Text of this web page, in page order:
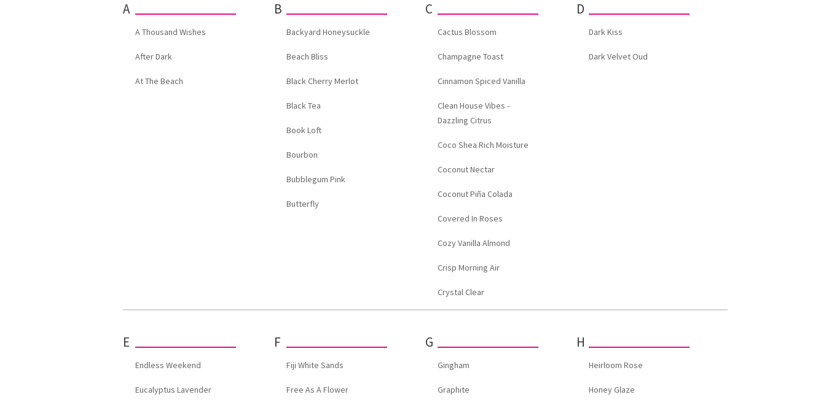
A
A Thousand Wishes
After Dark
At The Beach
B
Backyard Honeysuckle
Beach Bliss
Black Cherry Merlot
Black Tea
Book Loft
Bourbon
Bubblegum Pink
Butterfly
C
Cactus Blossom
Champagne Toast
Cinnamon Spiced Vanilla
Clean House Vibes -
Dazzling Citrus
Coco Shea Rich Moisture
Coconut Nectar
Coconut Piña Colada
Covered In Roses
Cozy Vanilla Almond
Crisp Morning Air
Crystal Clear
D
Dark Kiss
Dark Velvet Oud
E
Endless Weekend
Eucalyptus Lavender
F
Fiji White Sands
Free As A Flower
G
Gingham
Graphite
H
Heirloom Rose
Honey Glaze